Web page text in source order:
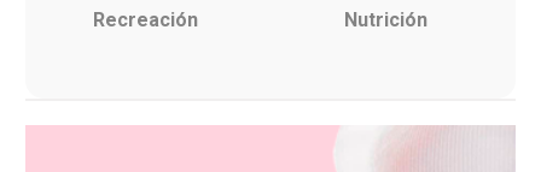
Recreación Nutrición